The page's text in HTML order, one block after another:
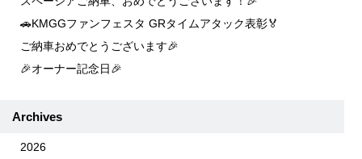
🚗KMGGファンフェスタ GRタイムアタック表彰🏅
ご納車おめでとうございます🎉
🎉オーナー記念日🎉
Archives
2026